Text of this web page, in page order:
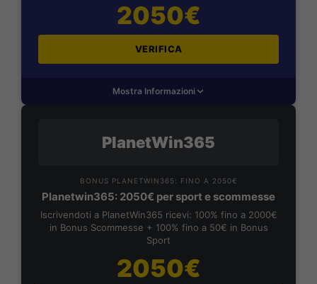
2050€
VERIFICA
Mostra Informazioni
PlanetWin365
BONUS PLANETWIN365: FINO A 2050€
Planetwin365: 2050€ per sport e scommesse
Iscrivendoti a PlanetWin365 ricevi: 100% fino a 2000€
in Bonus Scommesse + 100% fino a 50€ in Bonus
Sport
2050€